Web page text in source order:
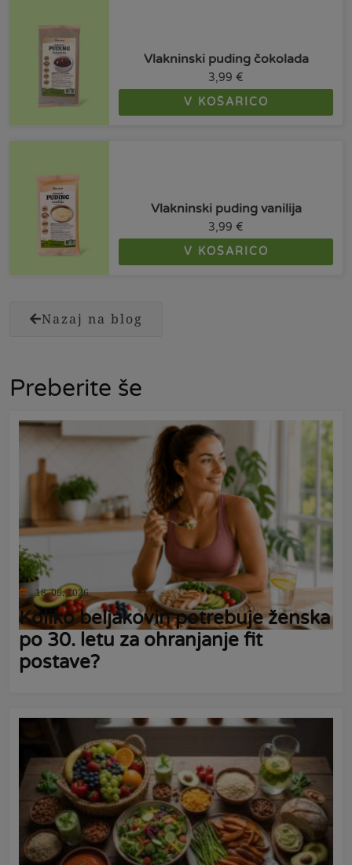
Vlakninski puding čokolada
3,99€
V KOŠARICO
Vlakninski puding vanilija
3,99€
V KOŠARICO
Nazaj na blog
Preberite še
18. 06. 2026
Koliko beljakovin potrebuje ženska
po 30. letu za ohranjanje fit
postave?